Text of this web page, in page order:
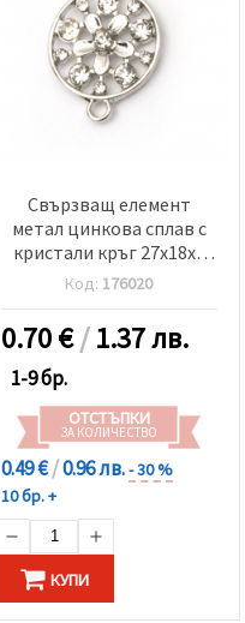
Свързващ елемент
метал цинкова сплав с
кристали кръг 27x18x4
мм дупка 2 мм цвят
сребро
Код: 176020
0.70€/1.37 лв.
1-9 бр.
ОТСТЪПКИ
ЗА КОЛИЧЕСТВО
0.49 €/0.96 лв.- 30 %
10 бр. +
КУПИ